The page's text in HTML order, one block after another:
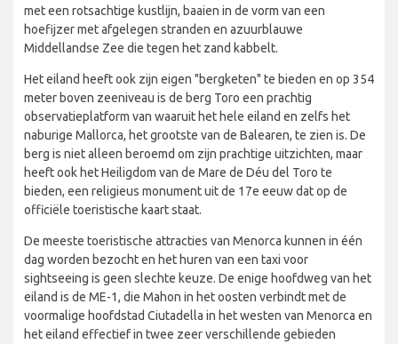
met een rotsachtige kustlijn, baaien in de vorm van een
hoefijzer met afgelegen stranden en azuurblauwe
Middellandse Zee die tegen het zand kabbelt.
Het eiland heeft ook zijn eigen "bergketen" te bieden en op 354
meter boven zeeniveau is de berg Toro een prachtig
observatieplatform van waaruit het hele eiland en zelfs het
naburige Mallorca, het grootste van de Balearen, te zien is. De
berg is niet alleen beroemd om zijn prachtige uitzichten, maar
heeft ook het Heiligdom van de Mare de Déu del Toro te
bieden, een religieus monument uit de 17e eeuw dat op de
officiële toeristische kaart staat.
De meeste toeristische attracties van Menorca kunnen in één
dag worden bezocht en het huren van een taxi voor
sightseeing is geen slechte keuze. De enige hoofdweg van het
eiland is de ME-1, die Mahon in het oosten verbindt met de
voormalige hoofdstad Ciutadella in het westen van Menorca en
het eiland effectief in twee zeer verschillende gebieden